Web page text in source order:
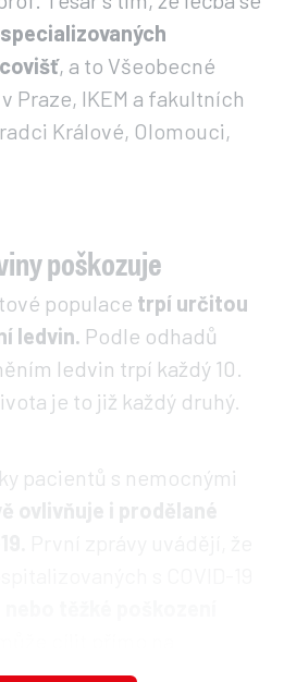
, a to Všeobecné
Praze, IKEM a fakultních
Králové, Olomouci,
poškozuje
populace trpí určitou
ledvin. Podle odhadů
ledvin trpí každý 10.
je to již každý druhý.
pacientů s nemocnými
infikuje. Ledvinové